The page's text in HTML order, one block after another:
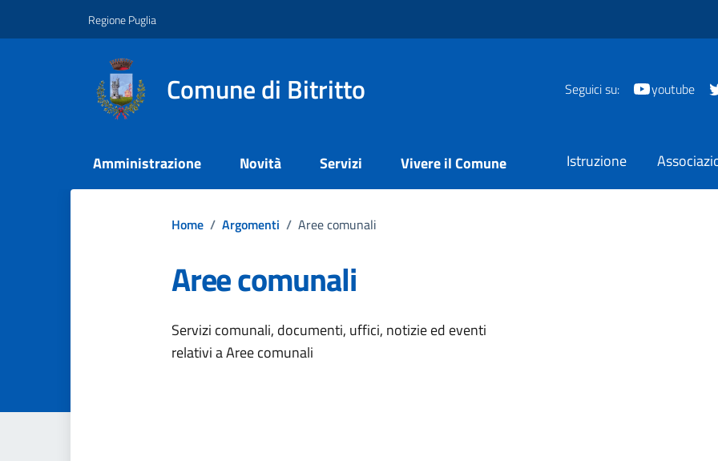
Regione Puglia
Comune di Bitritto Seguici su: youtube
Amministrazione Novità Servizi Vivere il Comune Istruzione
Home / Argomenti / Aree comunali
Aree comunali
Dettagli dell'argomento
Servizi comunali, documenti, uffici, notizie ed eventi
relativi a Aree comunali